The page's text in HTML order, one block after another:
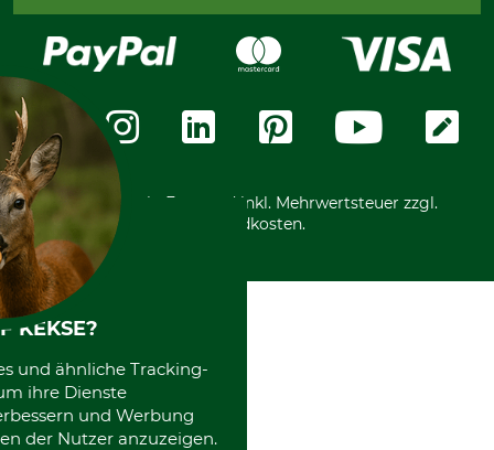
Widerrufsformular
Datenschutz
Zahlungsarten
Rechnung
Vorkasse
Karriere
Über uns
Messetermine
Community
International
*Alle Preise in Euro und inkl. Mehrwertsteuer zzgl.
Versandkosten.
KEKSE?
und ähnliche Tracking-
ihre Dienste
und Werbung
der Nutzer anzuzeigen.